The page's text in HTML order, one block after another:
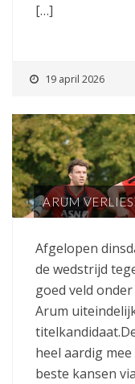
[…]
19 april 2026
ARUM
Afgelopen
de wedstrijd
goed veld
Arum
heel aardig
beste kansen